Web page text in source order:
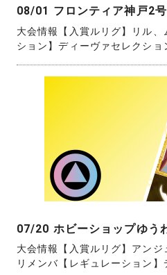
08/01 フロンティア神戸2
大会情報【入賞ルリグ】リル
ション】ディーヴァセレクショ
07/20 ホビーショップゆう
大会情報【入賞ルリグ】アンジ
リメンバ【レギュレーション】